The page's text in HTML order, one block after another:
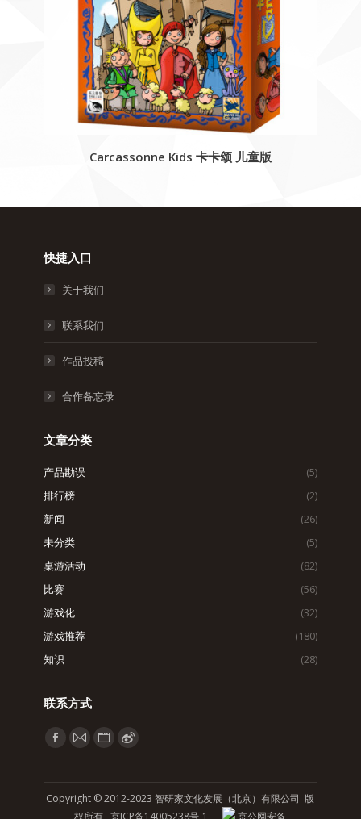
Carcassonne Kids 卡卡颂 儿童版
快捷入口
关于我们
联系我们
作品投稿
合作备忘录
文章分类
产品勘误
(5)
排行榜
(2)
新闻
(26)
未分类
(5)
桌游活动
(82)
比赛
(56)
游戏化
(32)
游戏推荐
(180)
知识
(28)
联系方式
找到我们：
Facebook
in
Mail
in
WebsiteWeibo
in
Copyright © 2012-2023 智研家文化发展（北京）有限公司 版
权所有京ICP备14005238号-1 京公网安备